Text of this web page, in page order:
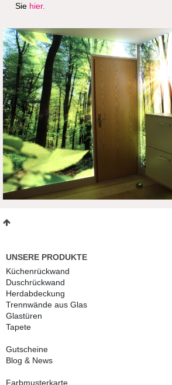
Farbintensität und Leuchtkraft. Somit sind
LED-Illumination für Ihre Koch- und
Anpassung des Motivs bis zur
durchlaufen die Erzeugnisse von
Qualitätsprüfungen, um Ihnen ein
bieten.
Mehr Informationen zur LED-beleuchteten
Siehier
UNSERE PRODUKTE
Küchenrückwand
Duschrückwand